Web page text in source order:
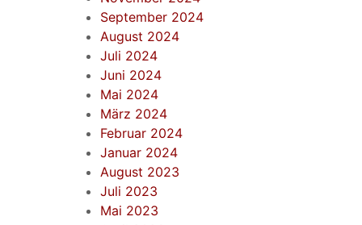
September 2024
August 2024
Juli 2024
Juni 2024
Mai 2024
März 2024
Februar 2024
Januar 2024
August 2023
Juli 2023
Mai 2023